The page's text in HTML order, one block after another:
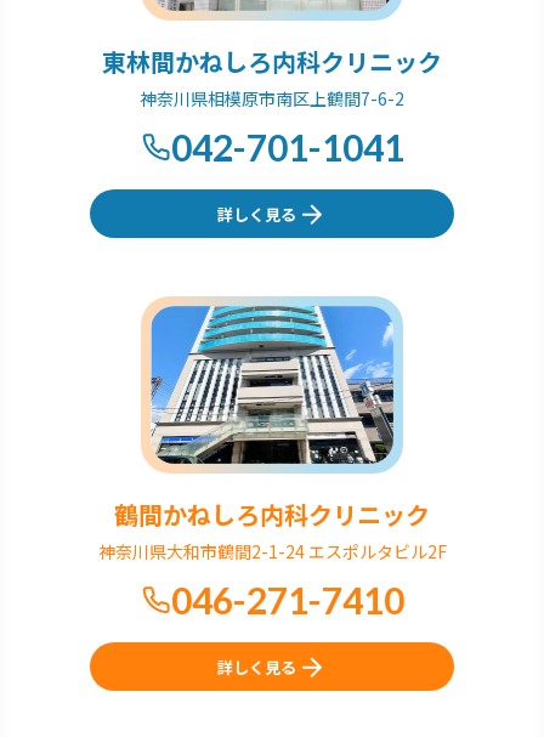
東林間かねしろ内科クリニック
神奈川県相模原市南区上鶴間7-6-2
042-701-1041
詳しく見る
鶴間かねしろ内科クリニック
神奈川県大和市鶴間2-1-24 エスポルタビル2F
046-271-7410
詳しく見る